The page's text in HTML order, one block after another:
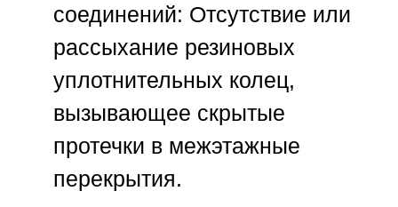
соединений: Отсутствие или
рассыхание резиновых
уплотнительных колец,
вызывающее скрытые
протечки в межэтажные
перекрытия.